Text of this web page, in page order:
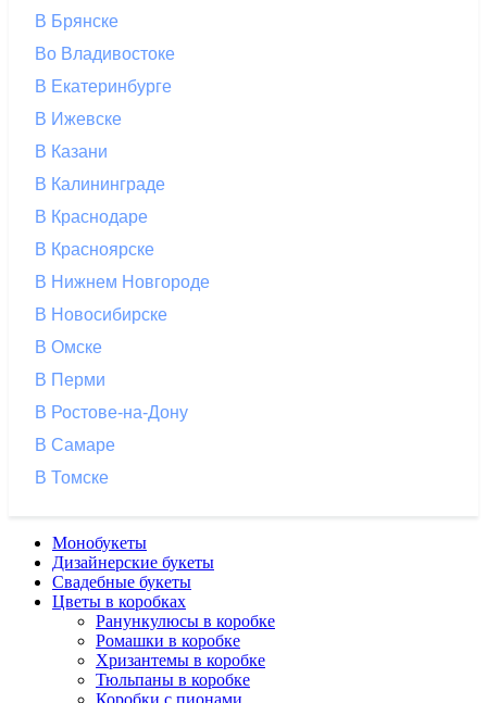
В Брянске
Во Владивостоке
В Екатеринбурге
В Ижевске
В Казани
В Калининграде
В Краснодаре
В Красноярске
В Нижнем Новгороде
В Новосибирске
В Омске
В Перми
В Ростове-на-Дону
В Самаре
В Томске
Монобукеты
Дизайнерские букеты
Свадебные букеты
Цветы в коробках
Ранункулюсы в коробке
Ромашки в коробке
Хризантемы в коробке
Тюльпаны в коробке
Коробки с пионами